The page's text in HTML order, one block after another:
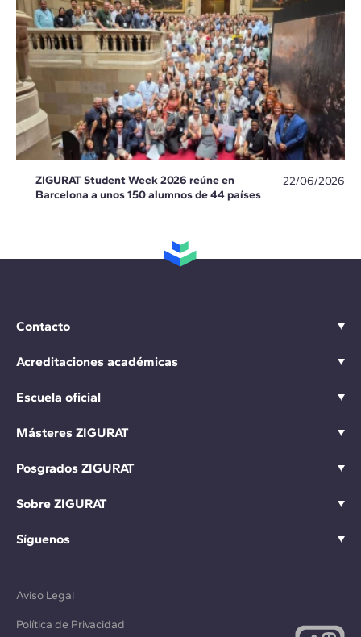
ZIGURAT Student Week 2026 reúne en
Barcelona a unos 150 alumnos de 44 países
22/06/2026
Contacto
Acreditaciones académicas
Escuela oficial
Másteres ZIGURAT
Posgrados ZIGURAT
Sobre ZIGURAT
Síguenos
Aviso Legal
Política de Privacidad